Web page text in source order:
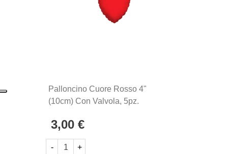
Palloncino Cuore Rosso 4"
(10cm) Con Valvola, 5pz.
3,00 €
- +